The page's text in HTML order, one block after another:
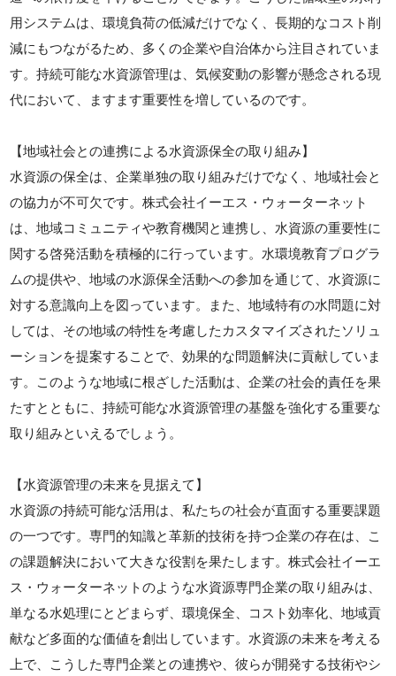
用システムは、環境負荷の低減だけでなく、長期的なコスト削
減にもつながるため、多くの企業や自治体から注目されていま
す。持続可能な水資源管理は、気候変動の影響が懸念される現
代において、ますます重要性を増しているのです。
【地域社会との連携による水資源保全の取り組み】
水資源の保全は、企業単独の取り組みだけでなく、地域社会と
の協力が不可欠です。株式会社イーエス・ウォーターネット
は、地域コミュニティや教育機関と連携し、水資源の重要性に
関する啓発活動を積極的に行っています。水環境教育プログラ
ムの提供や、地域の水源保全活動への参加を通じて、水資源に
対する意識向上を図っています。また、地域特有の水問題に対
しては、その地域の特性を考慮したカスタマイズされたソリュ
ーションを提案することで、効果的な問題解決に貢献していま
す。このような地域に根ざした活動は、企業の社会的責任を果
たすとともに、持続可能な水資源管理の基盤を強化する重要な
取り組みといえるでしょう。
【水資源管理の未来を見据えて】
水資源の持続可能な活用は、私たちの社会が直面する重要課題
の一つです。専門的知識と革新的技術を持つ企業の存在は、こ
の課題解決において大きな役割を果たします。株式会社イーエ
ス・ウォーターネットのような水資源専門企業の取り組みは、
単なる水処理にとどまらず、環境保全、コスト効率化、地域貢
献など多面的な価値を創出しています。水資源の未来を考える
上で、こうした専門企業との連携や、彼らが開発する技術やシ